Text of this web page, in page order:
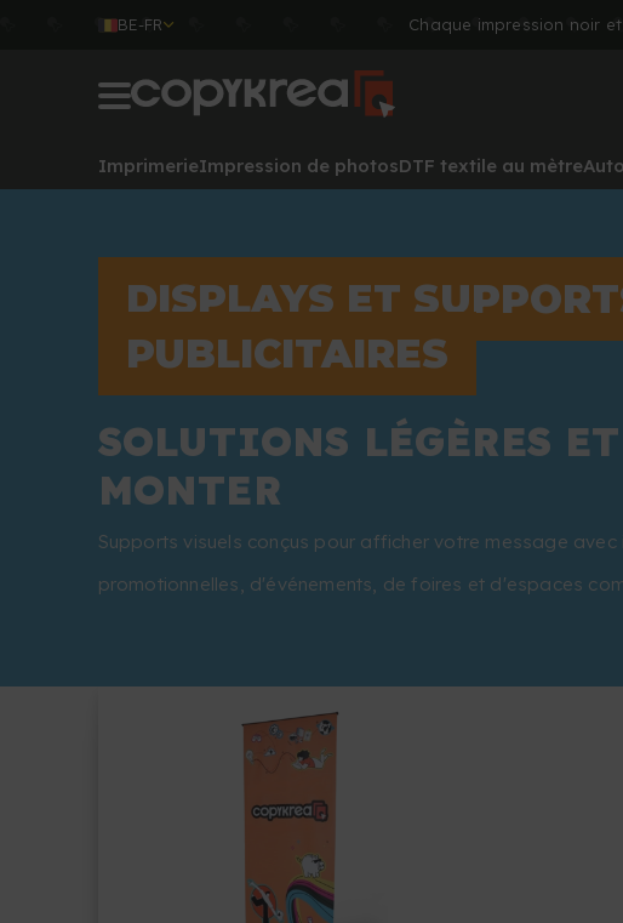
BE-FR Chaque impression noir
ImprimerieImpression de photosDTF textile au mètre
DISPLAYS ET
PUBLICITAIRES
SOLUTIONS LÉGÈRES
MONTER
Supports visuels conçus pour afficher votre message
promotionnelles, d'événements, de foires et d'espaces